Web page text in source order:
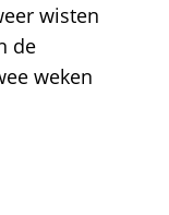
wisten
de
weken